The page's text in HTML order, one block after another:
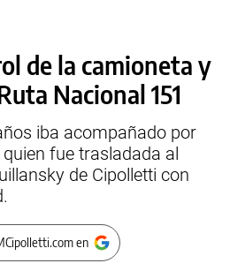
de la camioneta y
Nacional 151
iba acompañado por
fue trasladada al
de Cipolletti con
en